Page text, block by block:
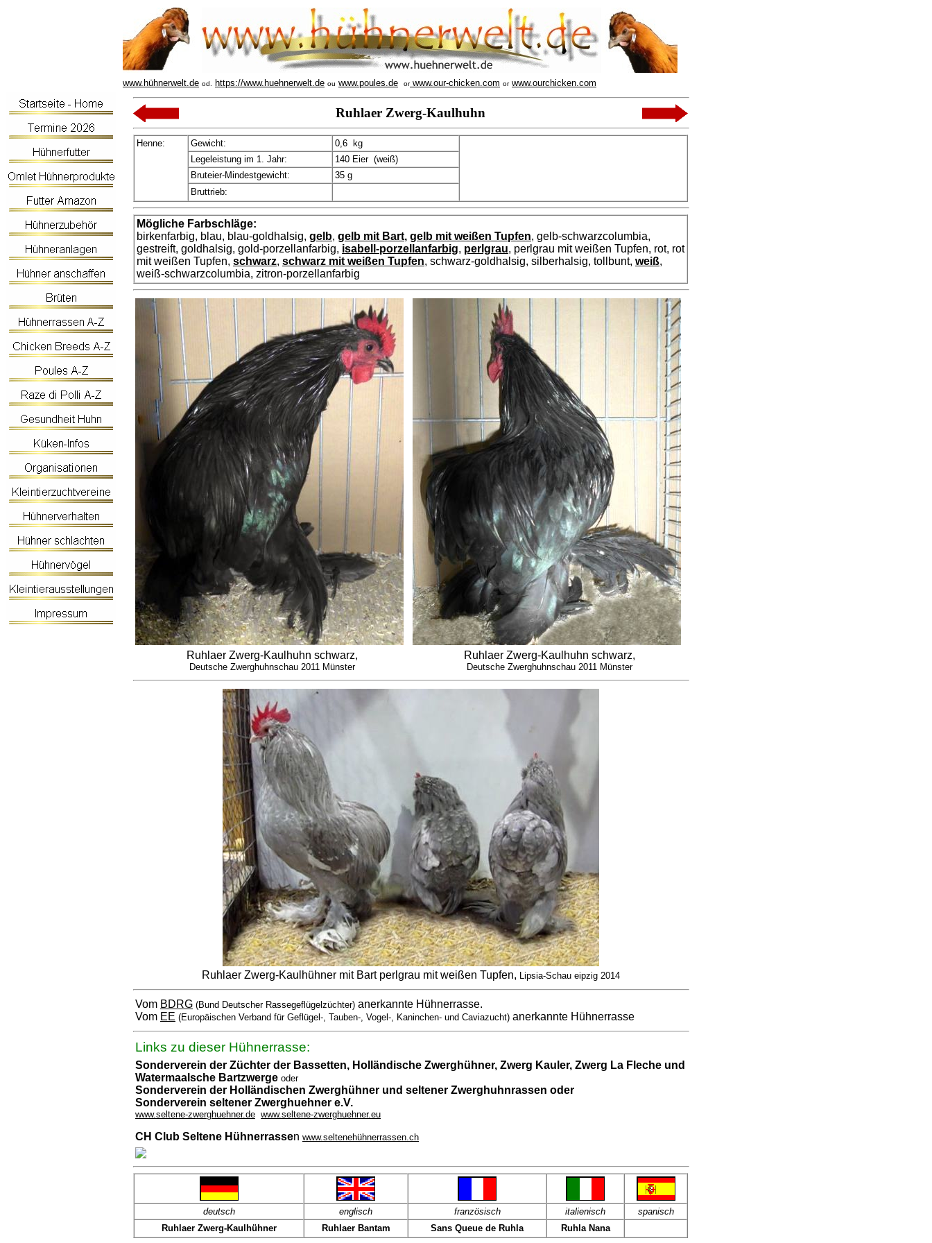
www.hühnerwelt.de od. https://www.huehnerwelt.de ou www.poules.de orwww.our-chicken.com or www.ourchicken.com
Ruhlaer Zwerg-Kaulhuhn
Henne: Gewicht:
0,6 kg
Legeleistung im 1. Jahr:
140 Eier (weiß)
Bruteier-Mindestgewicht:
35 g
Bruttrieb:
Mögliche Farbschläge:
birkenfarbig, blau, blau-goldhalsig, gelb, gelb mit Bart, gelb mit weißen Tupfen, gelb-schwarzcolumbia,
gestreift, goldhalsig, gold-porzellanfarbig, isabell-porzellanfarbig, perlgrau, perlgrau mit weißen Tupfen, rot, rot
mit weißen Tupfen, schwarz, schwarz mit weißen Tupfen, schwarz-goldhalsig, silberhalsig, tollbunt, weiß,
weiß-schwarzcolumbia, zitron-porzellanfarbig
Ruhlaer Zwerg-Kaulhuhn schwarz,
Deutsche Zwerghuhnschau 2011 Münster
Ruhlaer Zwerg-Kaulhuhn schwarz,
Deutsche Zwerghuhnschau 2011 Münster
Ruhlaer Zwerg-Kaulhühner mit Bart perlgrau mit weißen Tupfen, Lipsia-Schau eipzig 2014
Vom BDRG (Bund Deutscher Rassegeflügelzüchter) anerkannte Hühnerrasse.
Vom EE (Europäischen Verband für Geflügel-, Tauben-, Vogel-, Kaninchen- und Caviazucht) anerkannte Hühnerrasse
Links zu dieser Hühnerrasse:
Sonderverein der Züchter der Bassetten, Holländische Zwerghühner, Zwerg Kauler, Zwerg La Fleche und
Watermaalsche Bartzwerge oder
Sonderverein der Holländischen Zwerghühner und seltener Zwerghuhnrassen oder
Sonderverein seltener Zwerghuehner e.V.
www.seltene-zwerghuehner.de www.seltene-zwerghuehner.eu
CH Club Seltene Hühnerrassen www.seltenehühnerrassen.ch
deutsch englisch französisch italienisch
spanisch
Ruhlaer Zwerg-Kaulhühner
Ruhlaer Bantam Sans Queue de Ruhla Ruhla Nana